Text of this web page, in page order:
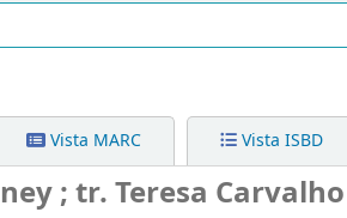
Vista MARC Vista ISBD
; tr. Teresa